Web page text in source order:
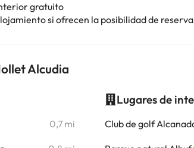
gratuito
si ofrecen la posibilidad de
Alcudia
0,7 mi
Lugares de
Club de golf